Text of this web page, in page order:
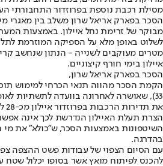
מסילת רכבת נוספת בפרוזדור התחבורתי
הסכר בפארק אריאל שרון משלב בין מאגרי
מבוקר של זרימת נחל איילון. באמצעות
מטרים מעוקבים לשנייה - הנתון שנחשב
איילון בימי חורף קיצוניים.
הסכר בפארק אריאל שרון,
הקמת הסכר מהווה תנאי הכרחי למימוש
33), שאושרה לאחרונה בוועדה לתשתיות
הצרת תעלת האיילון הנדרשת לכך אינה
השיטפונות באמצעות הסכר, ש"כולא" את
בהדרגה.
עם הסיום הצפוי של עבודות פשט ההצפה